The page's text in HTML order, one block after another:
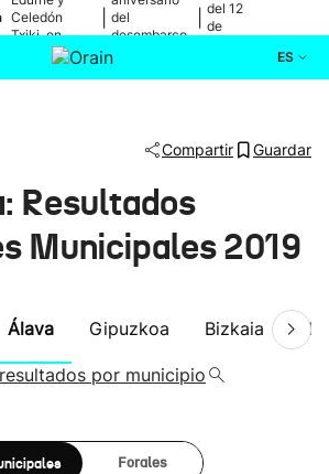
Celedón
Txiki, en
directo
del
desembarco
de Elkano
del 12
de
ES
Cultura
Compartir Guardar
Resultados
Municipales 2019
Álava Gipuzkoa Bizkaia
por municipio
Forales